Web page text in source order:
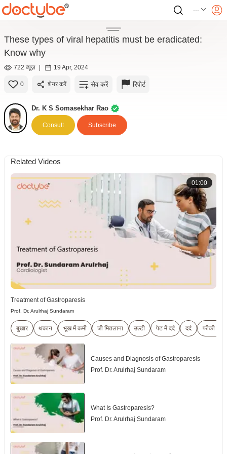
---
These types of viral hepatitis must be eradicated:
Know why
722 व्यूज़ | 19 Apr, 2024
0 शेयर करें सेव करें रिपोर्ट
Dr. K S Somasekhar Rao
Consult Subscribe
Related Videos
01:00
Treatment of Gastroparesis
Prof. Dr. Arulrhaj Sundaram
बुखार थकान भूख में कमी जी मितलाना उल्टी पेट में दर्द दर्द फीकी त्वचा
Causes and Diagnosis of Gastroparesis
Prof. Dr. Arulrhaj Sundaram
What Is Gastroparesis?
Prof. Dr. Arulrhaj Sundaram